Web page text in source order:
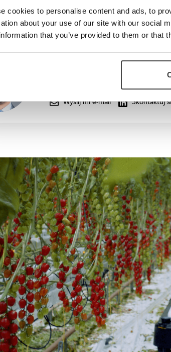
cookies to personalise content and ads, to
about your use of our site with our social
that you’ve provided to them or that
JUSTIN SCHOEMAKER |
Wspólnie
Wyślij mi e-mail Skontaktuj